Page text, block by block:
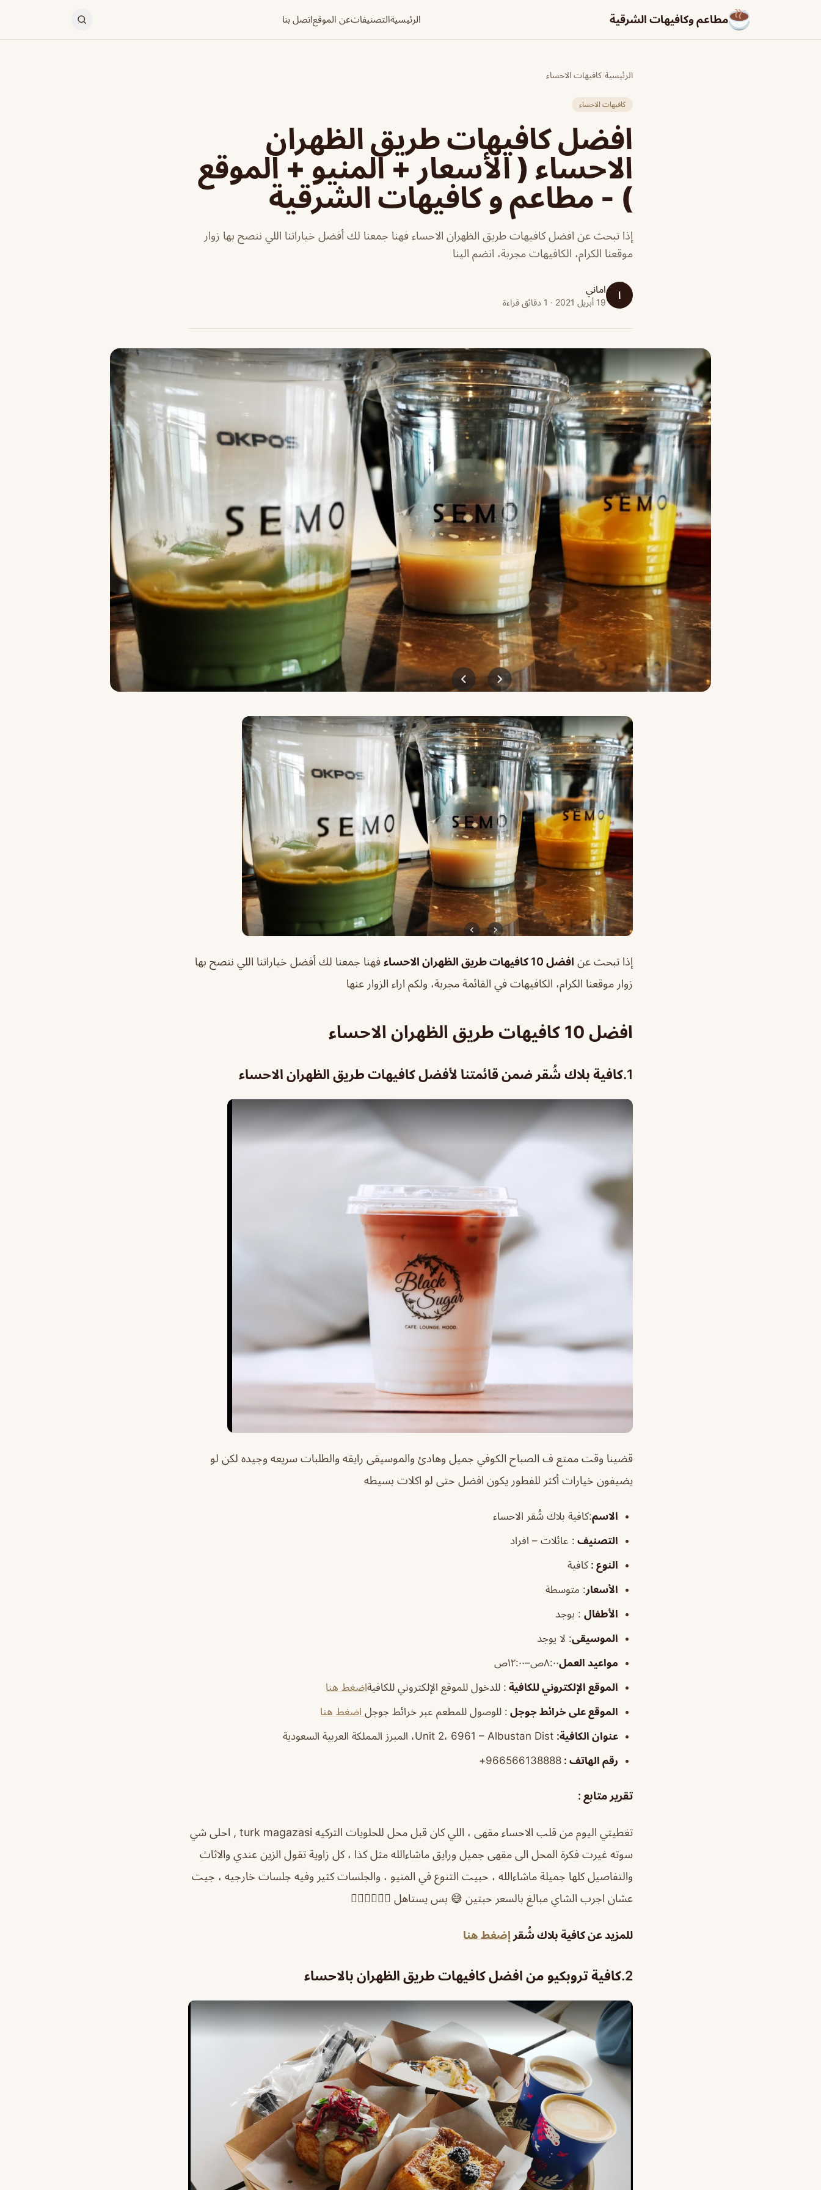
مطاعم وكافيهات الشرقية الرئيسيةالتصنيفاتعن الموقعاتصل بنا
الرئيسية/كافيهات الاحساء
كافيهات الاحساء
افضل كافيهات طريق الظهران
الاحساء ( الأسعار + المنيو + الموقع
) - مطاعم و كافيهات الشرقية
إذا تبحث عن افضل كافيهات طريق الظهران الاحساء فهنا جمعنا لك أفضل خياراتنا اللي ننصح بها زوار
موقعنا الكرام، الكافيهات مجربة، انضم الينا
ا اماني
19 أبريل 2021 · 1 دقائق قراءة
إذا تبحث عن افضل 10 كافيهات طريق الظهران الاحساء
فهنا جمعنا لك أفضل خياراتنا اللي ننصح بها
زوار موقعنا الكرام، الكافيهات في القائمة مجربة، ولكم اراء الزوار عنها
افضل 10 كافيهات طريق الظهران الاحساء
1. كافية بلاك شُقر ضمن قائمتنا لأفضل كافيهات طريق الظهران الاحساء
قضينا وقت ممتع ف الصباح الكوفي جميل وهادئ والموسيقى رايقه والطلبات سريعه وجيده لكن لو
يضيفون خيارات أكثر للفطور يكون افضل حتى لو اكلات بسيطه
الاسم:كافية بلاك شُقر الاحساء
التصنيف : عائلات – افراد
النوع : كافية
الأسعار: متوسطة
الأطفال : يوجد
الموسيقى: لا يوجد
مواعيد العمل٨:٠٠ص–١٢:٠٠ص
الموقع الإلكتروني للكافية : للدخول للموقع الإلكتروني للكافيةاضغط هنا
الموقع على خرائط جوجل : للوصول للمطعم عبر خرائط جوجل اضغط هنا
عنوان الكافية:
رقم الهاتف : 966566138888+
تقرير متابع :
تغطيتي اليوم من قلب الاحساء مقهى ، اللي كان قبل محل للحلويات التركيه turk magazasi , احلى شي
سوته غيرت فكرة المحل الى مقهى جميل ورايق ماشاءالله مثل كذا ، كل زاوية تقول الزين عندي والاثاث
والتفاصيل كلها جميلة ماشاءالله ، حبيت التنوع في المنيو ، والجلسات كثير وفيه جلسات خارجيه ، جيت
عشان اجرب الشاي مبالغ بالسعر حبتين 😅 بس يستاهل 🏃🏻‍♀️🙆🏻‍♀️
للمزيد عن كافية بلاك شُقر إضغط هنا
2. كافية تروبكيو من افضل كافيهات طريق الظهران بالاحساء